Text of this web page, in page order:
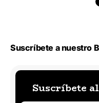
Suscríbete a nuestro
Suscríbete